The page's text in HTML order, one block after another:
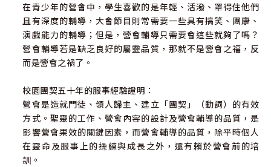
在青少年的營會中，學生喜歡的是年輕、活潑、罩得住他們
且有深度的輔導，大會節目則常需要一些具有搞笑、團康、
演戲能力的輔導；但是，營會輔導只需要會這些就夠了嗎？
營會輔導若是缺乏良好的屬靈品質，那就不是營會之福，反
而是營會之禍了。
校園團契五十年的服事經驗證明：
營會是造就門徒、領人歸主、建立「團契」（動詞）的有效
方式。聖靈的工作、營會內容的設計及營會輔導的品質，是
影響營會果效的關鍵因素，而營會輔導的品質，除平時個人
在靈命及服事上的操練與成長之外，還有賴於營會前的培
訓。